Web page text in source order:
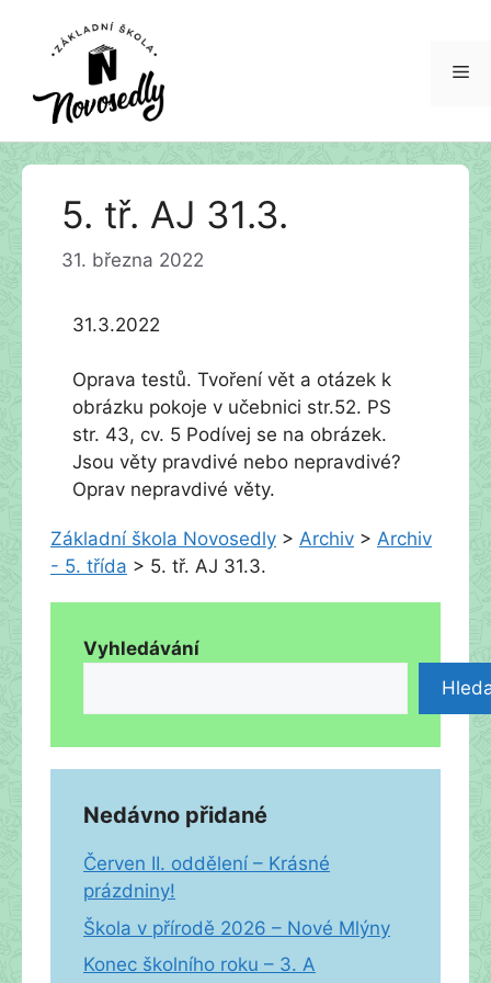
Přeskočit
5. tř. AJ 31.3.
31. března 2022
31.3.2022
Oprava testů. Tvoření vět a otázek k
obrázku pokoje v učebnici str.52. PS
str. 43, cv. 5 Podívej se na obrázek.
Jsou věty pravdivé nebo nepravdivé?
Oprav nepravdivé věty.
Základní škola Novosedly > Archiv > Archiv
- 5. třída > 5. tř. AJ 31.3.
Vyhledávání
Nedávno přidané
Červen II. oddělení – Krásné
prázdniny!
Škola v přírodě 2026 – Nové Mlýny
Konec školního roku – 3. A